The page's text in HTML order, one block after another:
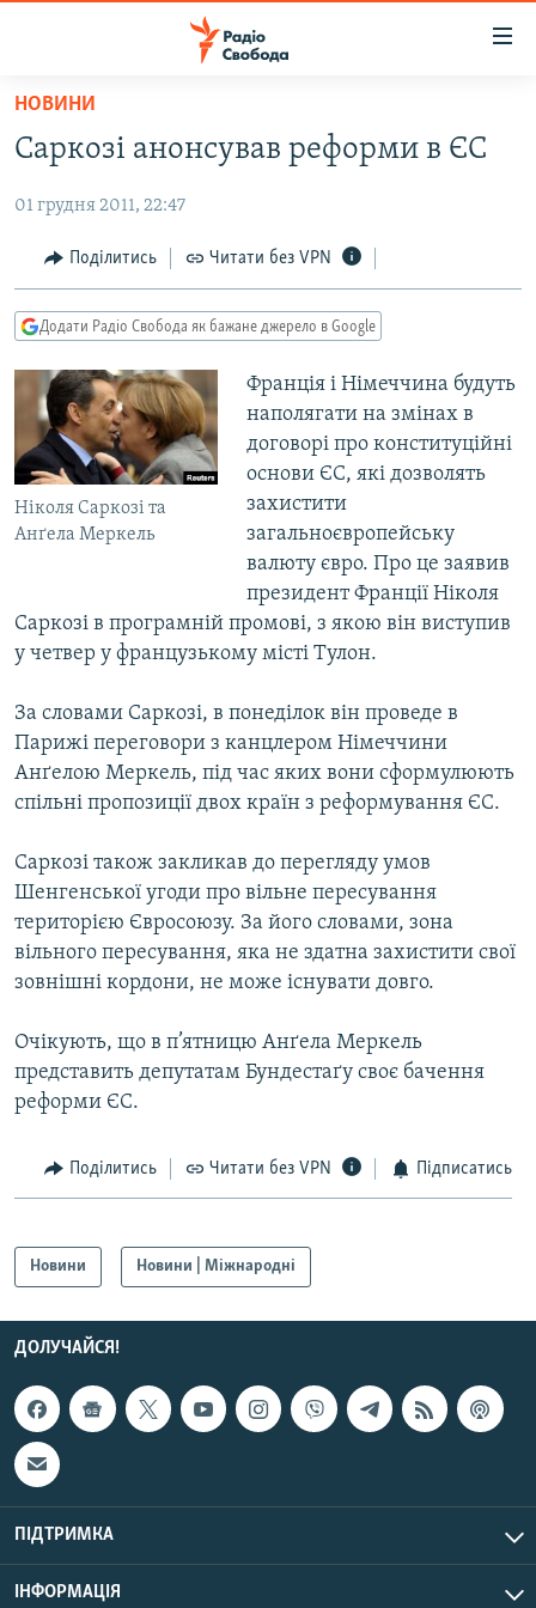
Перейти
основного
Перейти
Перейти
до
пошуку
ВСЕ ЗА ДОБУ
СТАТТІ
ПОЛІТИКА
СУСПІЛЬСТВО
КУЛЬТУРА
СПОРТ
УКРАЇНА
СВІТ
ВІЙНА
ДОНБАС.РЕАЛІЇ
КРИМ.РЕАЛІЇ
ТИ ЯК?
СХЕМИ
КИТАЙ.ВИКЛИКИ
СПЕЦПРОЄКТИ
КРИМ РЕАЛІЇ
РУС
КТАТ
ДОЛУЧАЙСЯ!
Усі сайти RFE/RL
НОВИНИ
Саркозі анонсував реформи в ЄС
01 грудня 2011, 22:47
Поділитись Читати без VPN
Додати Радіо Свобода як бажане джерело в Google
Ніколя Саркозі та
Анґела Меркель
Франція і Німеччина будуть
наполягати на змінах в
договорі про конституційні
основи ЄС, які дозволять
захистити
загальноєвропейську
валюту євро. Про це заявив
президент Франції Ніколя
Саркозі в програмній промові, з якою він виступив
у четвер у французькому місті Тулон.
За словами Саркозі, в понеділок він проведе в
Парижі переговори з канцлером Німеччини
Анґелою Меркель, під час яких вони сформулюють
спільні пропозиції двох країн з реформування ЄС.
Саркозі також закликав до перегляду умов
Шенгенської угоди про вільне пересування
територією Євросоюзу. За його словами, зона
вільного пересування, яка не здатна захистити свої
зовнішні кордони, не може існувати довго.
Очікують, що в п’ятницю Анґела Меркель
представить депутатам Бундестаґу своє бачення
реформи ЄС.
Поділитись Читати без VPN Підписатись
Новини Новини | Міжнародні
ДОЛУЧАЙСЯ!
ПІДТРИМКА
ІНФОРМАЦІЯ